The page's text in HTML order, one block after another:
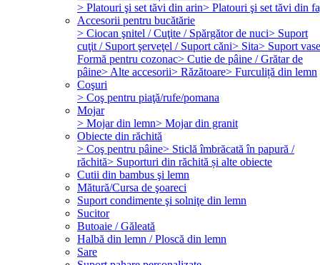
> Platouri şi set tăvi din arin> Platouri şi set tăvi din
Accesorii pentru bucătărie
> Ciocan şnitel / Cuţite / Spărgător de nuci> Suport
cuţit / Suport şerveţel / Suport căni> Sita> Suport vase
Formă pentru cozonac> Cutie de pâine / Grătar de
pâine> Alte accesorii> Răzătoare> Furculiță din lemn
Coşuri
> Coş pentru piaţă/rufe/pomana
Mojar
> Mojar din lemn> Mojar din granit
Obiecte din răchită
> Coş pentru pâine> Sticlă îmbrăcată în papură /
răchită> Suporturi din răchită și alte obiecte
Cutii din bambus şi lemn
Mătură/Cursa de şoareci
Suport condimente şi solniţe din lemn
Sucitor
Butoaie / Găleată
Halbă din lemn / Ploscă din lemn
Sare